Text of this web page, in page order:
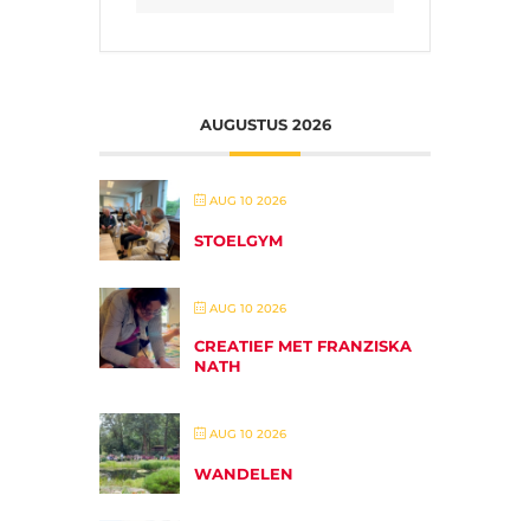
AUGUSTUS 2026
AUG 10 2026
STOELGYM
AUG 10 2026
CREATIEF MET FRANZISKA
NATH
AUG 10 2026
WANDELEN